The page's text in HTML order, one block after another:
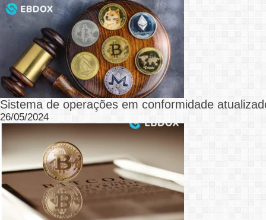
Sistema de operações em conformidade
26/05/2024